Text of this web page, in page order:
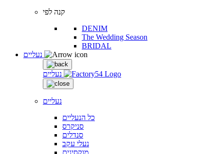
קנה לפי
DENIM
The Wedding Season
BRIDAL
נעליים
נעליים
כל הנעליים
סניקרס
סנדלים
נעלי עקב
מוקסינים